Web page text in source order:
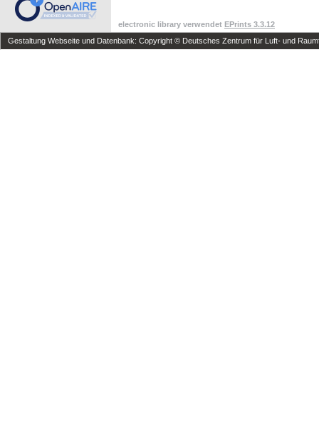
electronic library verwendet EPrints 3.3.12
Gestaltung Webseite und Datenbank: Copyright © Deutsches Zentrum für Luft- und